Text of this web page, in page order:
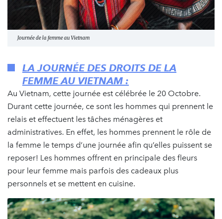
Journée de la femme au Vietnam
LA JOURNÉE DES DROITS DE LA
FEMME AU VIETNAM :
Au Vietnam, cette journée est célébrée le 20 Octobre.
Durant cette journée, ce sont les hommes qui prennent le
relais et effectuent les tâches ménagères et
administratives. En effet, les hommes prennent le rôle de
la femme le temps d’une journée afin qu’elles puissent se
reposer! Les hommes offrent en principale des fleurs
pour leur femme mais parfois des cadeaux plus
personnels et se mettent en cuisine.